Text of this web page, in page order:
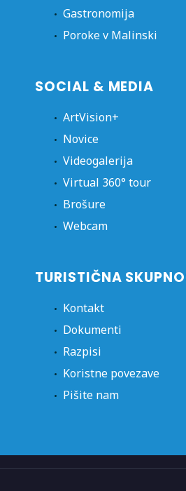
Gastronomija
Poroke v Malinski
SOCIAL & MEDIA
ArtVision+
Novice
Videogalerija
Virtual 360° tour
Brošure
Webcam
TURISTIČNA
Kontakt
Dokumenti
Razpisi
Koristne povezave
Pišite nam